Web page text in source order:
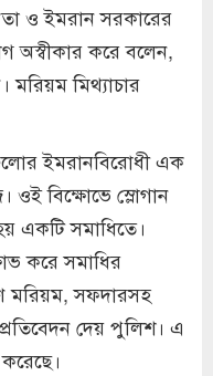
ও ইমরান সরকারের
অস্বীকার করে বলেন,
মিথ্যাচার
ইমরানবিরোধী এক
ওই বিক্ষোভে স্লোগান
একটি সমাধিতে।
করে সমাধির
মরিয়ম, সফদারসহ
দেয় পুলিশ। এ